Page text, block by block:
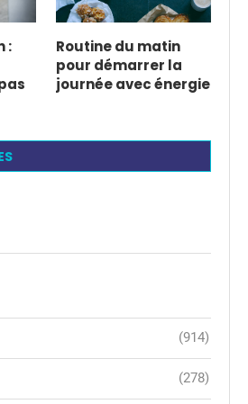
:
Routine du matin
pour démarrer la
journée avec énergie
(914)
(278)